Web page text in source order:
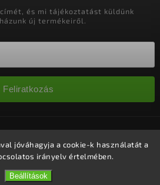
jóváhagyja a cookie-k használatát a
irányelv értelmében.
Beállítások
és mi tájékoztatást küldünk
új termékeiről.
Feliratkozás
fenntartva.
szerkesztése
| DesignShoptak.cz.